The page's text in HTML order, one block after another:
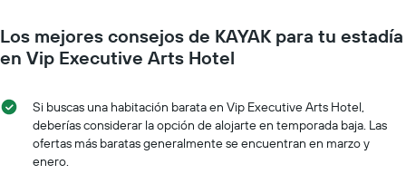
muestra
1
eje
que
indica
el
precio
promedio
que
se
acerca
fecha
de
estadía
Los mejores consejos de KAYAK para tu estadía
en Vip Executive Arts Hotel
Si buscas una habitación barata en Vip Executive Arts Hotel,
deberías considerar la opción de alojarte en temporada baja. Las
ofertas más baratas generalmente se encuentran en marzo y
enero.